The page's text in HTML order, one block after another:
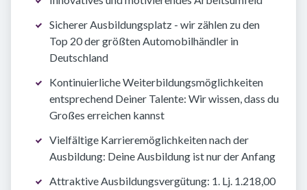
Sicherer Ausbildungsplatz - wir zählen zu den
Top 20 der größten Automobilhändler in
Deutschland
Kontinuierliche Weiterbildungsmöglichkeiten
entsprechend Deiner Talente: Wir wissen, dass du
Großes erreichen kannst
Vielfältige Karrieremöglichkeiten nach der
Ausbildung: Deine Ausbildung ist nur der Anfang
Attraktive Ausbildungsvergütung: 1. Lj. 1.218,00